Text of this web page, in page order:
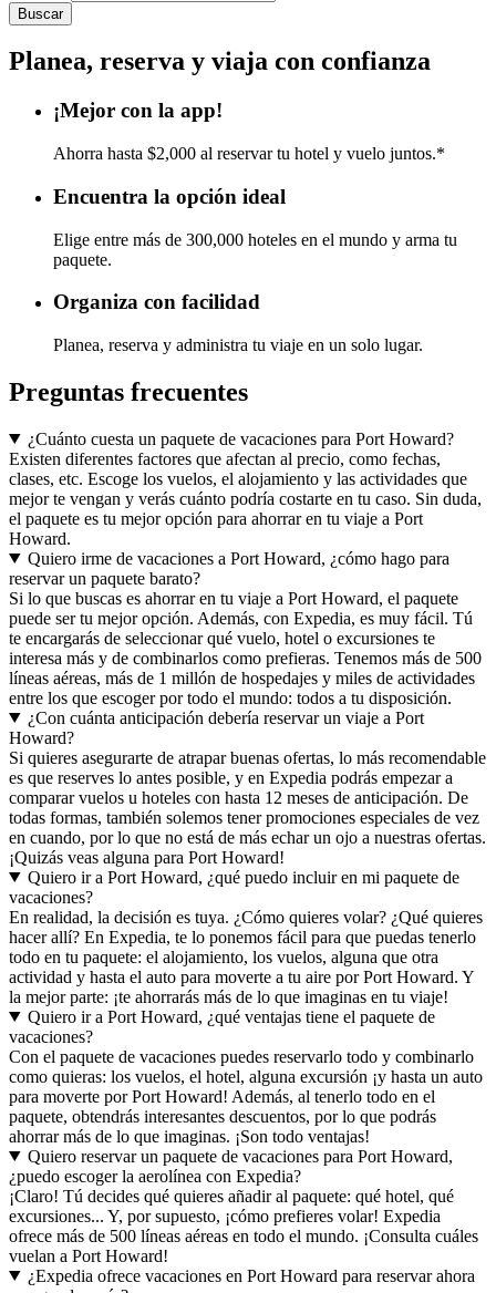
Buscar
Planea, reserva y viaja con confianza
¡Mejor con la app!
Ahorra hasta $2,000 al reservar tu hotel y vuelo juntos.*
Encuentra la opción ideal
Elige entre más de 300,000 hoteles en el mundo y arma tu
paquete.
Organiza con facilidad
Planea, reserva y administra tu viaje en un solo lugar.
Preguntas frecuentes
¿Cuánto cuesta un paquete de vacaciones para Port Howard?
Existen diferentes factores que afectan al precio, como fechas,
clases, etc. Escoge los vuelos, el alojamiento y las actividades que
mejor te vengan y verás cuánto podría costarte en tu caso. Sin duda,
el paquete es tu mejor opción para ahorrar en tu viaje a Port
Howard.
Quiero irme de vacaciones a Port Howard, ¿cómo hago para
reservar un paquete barato?
Si lo que buscas es ahorrar en tu viaje a Port Howard, el paquete
puede ser tu mejor opción. Además, con Expedia, es muy fácil. Tú
te encargarás de seleccionar qué vuelo, hotel o excursiones te
interesa más y de combinarlos como prefieras. Tenemos más de 500
líneas aéreas, más de 1 millón de hospedajes y miles de actividades
entre los que escoger por todo el mundo: todos a tu disposición.
¿Con cuánta anticipación debería reservar un viaje a Port
Howard?
Si quieres asegurarte de atrapar buenas ofertas, lo más recomendable
es que reserves lo antes posible, y en Expedia podrás empezar a
comparar vuelos u hoteles con hasta 12 meses de anticipación. De
todas formas, también solemos tener promociones especiales de vez
en cuando, por lo que no está de más echar un ojo a nuestras ofertas.
¡Quizás veas alguna para Port Howard!
Quiero ir a Port Howard, ¿qué puedo incluir en mi paquete de
vacaciones?
En realidad, la decisión es tuya. ¿Cómo quieres volar? ¿Qué quieres
hacer allí? En Expedia, te lo ponemos fácil para que puedas tenerlo
todo en tu paquete: el alojamiento, los vuelos, alguna que otra
actividad y hasta el auto para moverte a tu aire por Port Howard. Y
la mejor parte: ¡te ahorrarás más de lo que imaginas en tu viaje!
Quiero ir a Port Howard, ¿qué ventajas tiene el paquete de
vacaciones?
Con el paquete de vacaciones puedes reservarlo todo y combinarlo
como quieras: los vuelos, el hotel, alguna excursión ¡y hasta un auto
para moverte por Port Howard! Además, al tenerlo todo en el
paquete, obtendrás interesantes descuentos, por lo que podrás
ahorrar más de lo que imaginas. ¡Son todo ventajas!
Quiero reservar un paquete de vacaciones para Port Howard,
¿puedo escoger la aerolínea con Expedia?
¡Claro! Tú decides qué quieres añadir al paquete: qué hotel, qué
excursiones... Y, por supuesto, ¡cómo prefieres volar! Expedia
ofrece más de 500 líneas aéreas en todo el mundo. ¡Consulta cuáles
vuelan a Port Howard!
¿Expedia ofrece vacaciones en Port Howard para reservar ahora